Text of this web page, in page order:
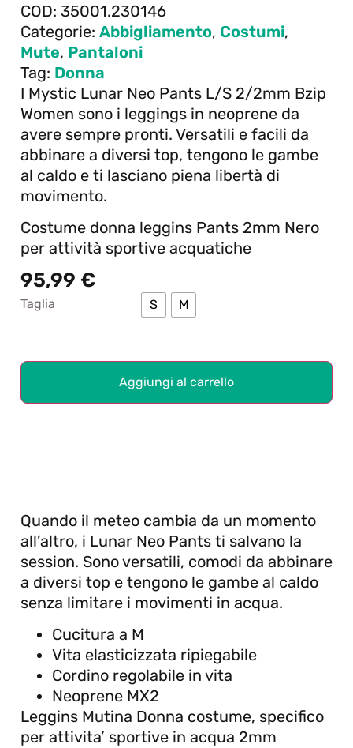
COD: 35001.230146
Categorie: Abbigliamento, Costumi,
Mute, Pantaloni
Tag: Donna
I Mystic Lunar Neo Pants L/S 2/2mm Bzip
Women sono i leggings in neoprene da
avere sempre pronti. Versatili e facili da
abbinare a diversi top, tengono le gambe
al caldo e ti lasciano piena libertà di
movimento.
Costume donna leggins Pants 2mm Nero
per attività sportive acquatiche
95,99 €
Taglia S M
Aggiungi al carrello
Quando il meteo cambia da un momento
all’altro, i Lunar Neo Pants ti salvano la
session. Sono versatili, comodi da abbinare
a diversi top e tengono le gambe al caldo
senza limitare i movimenti in acqua.
Cucitura a M
Vita elasticizzata ripiegabile
Cordino regolabile in vita
Neoprene MX2
Leggins Mutina Donna costume, specifico
per attivita’ sportive in acqua 2mm